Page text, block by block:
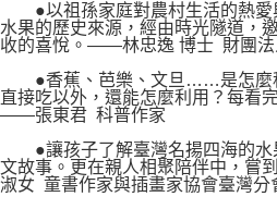
●以祖孫家庭對農村生活的熱愛
水果的歷史來源，經由時光隧道，
收的喜悅。——林忠逸 博士 財團法
●香蕉、芭樂、文旦……是怎麼
直接吃以外，還能怎麼利用？每看
——張東君 科普作家
●讓孩子了解臺灣名揚四海的水
文故事。更在親人相聚陪伴中，
淑女 童書作家與插畫家協會臺灣分